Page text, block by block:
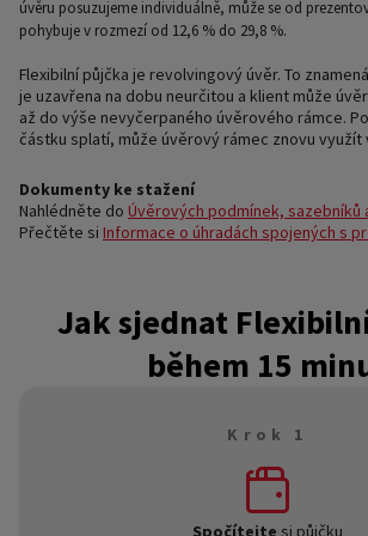
úvěru posuzujeme individuálně, může se od
pohybuje v rozmezí od 12,6 % do 29,8 %.
Flexibilní půjčka je revolvingový úvěr. To
je uzavřena na dobu neurčitou a klient může
až do výše nevyčerpaného úvěrového rámce.
částku splatí, může úvěrový rámec znovu využít
Dokumenty ke stažení
Nahlédněte do Úvěrových podmínek, sazebníků
Přečtěte si Informace o úhradách spojených s
Jak sjednat
během 15
Krok 1
Spočítejte si půjčku